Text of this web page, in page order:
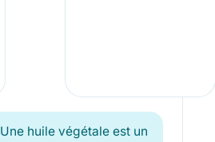
Une huile végétale est un